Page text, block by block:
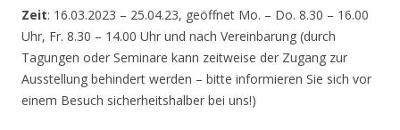
Zeit: 16.03.2023 – 25.04.23, geöffnet Mo. – Do. 8.30 – 16.00
Uhr, Fr. 8.30 – 14.00 Uhr und nach Vereinbarung (durch
Tagungen oder Seminare kann zeitweise der Zugang zur
Ausstellung behindert werden – bitte informieren Sie sich vor
einem Besuch sicherheitshalber bei uns!)